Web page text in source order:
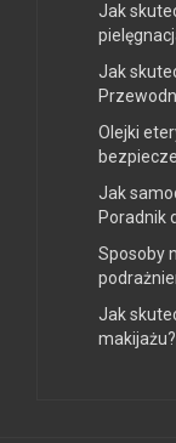
Jak
Jak
Olejki
Jak
Poradnik
Sposoby
Jak
makijażu?